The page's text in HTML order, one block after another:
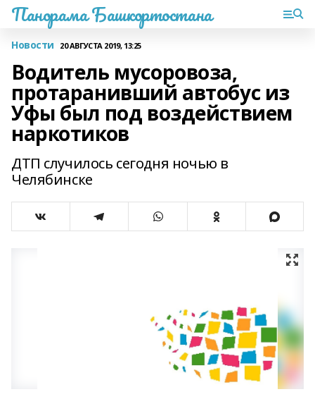
Панорама Башкортостана
Новости 20 АВГУСТА 2019, 13:25
Водитель мусоровоза,
протаранивший автобус из
Уфы был под воздействием
наркотиков
ДТП случилось сегодня ночью в
Челябинске